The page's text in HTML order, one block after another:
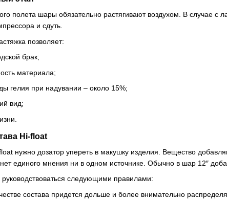
полета шары обязательно растягивают воздухом. В случае с
и сдуть.
позволяет:
брак;
материала;
гелия при надувании – около 15%;
вид;
Hi-float
нужно дозатор упереть в макушку изделия. Вещество
единого мнения ни в одном источнике. Обычно в шар 12″
следующими правилами:
состава придется дольше и более внимательно